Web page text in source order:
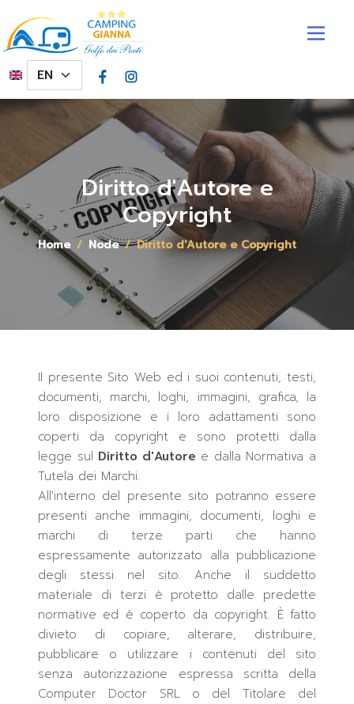
Skip to main content
Select your language
Diritto d'Autore e
Copyright
Home Node Diritto d'Autore e Copyright
Il presente Sito Web ed i suoi contenuti, testi,
documenti, marchi, loghi, immagini, grafica, la
loro disposizione e i loro adattamenti sono
coperti da copyright e sono protetti dalla
legge sul Diritto d'Autore e dalla Normativa a
Tutela dei Marchi.
All'interno del presente sito potranno essere
presenti anche immagini, documenti, loghi e
marchi di terze parti che hanno
espressamente autorizzato alla pubblicazione
degli stessi nel sito. Anche il suddetto
materiale di terzi è protetto dalle predette
normative ed è coperto da copyright. È fatto
divieto di copiare, alterare, distribuire,
pubblicare o utilizzare i contenuti del sito
senza autorizzazione espressa scritta della
Computer Doctor SRL o del Titolare del